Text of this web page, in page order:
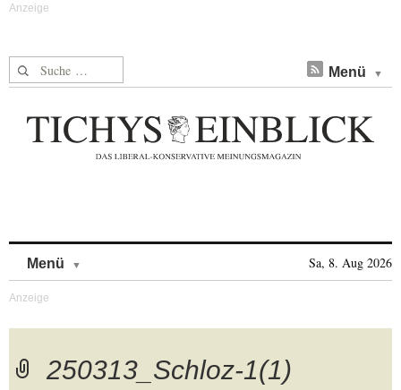
Suche nach: Menü
Menü Sa, 8. Aug 2026
250313_Schloz-1(1)